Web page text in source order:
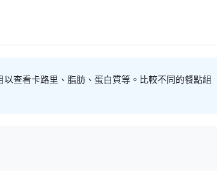
查看卡路里、脂肪、蛋白質等。比較不同的餐點組